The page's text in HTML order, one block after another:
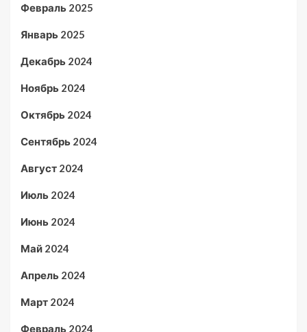
Февраль 2025
Январь 2025
Декабрь 2024
Ноябрь 2024
Октябрь 2024
Сентябрь 2024
Август 2024
Июль 2024
Июнь 2024
Май 2024
Апрель 2024
Март 2024
Февраль 2024